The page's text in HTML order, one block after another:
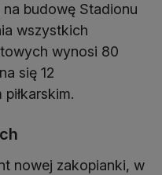
na budowę Stadionu
wszystkich
wynosi 80
się 12
nowej zakopianki, w